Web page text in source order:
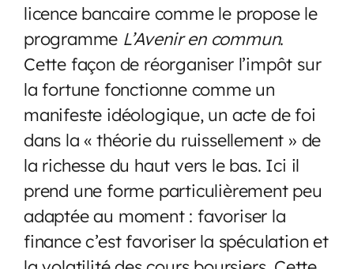
licence bancaire comme le propose le
programme L’Avenir en commun.
Cette façon de réorganiser l’impôt sur
la fortune fonctionne comme un
manifeste idéologique, un acte de foi
dans la « théorie du ruissellement » de
la richesse du haut vers le bas. Ici il
prend une forme particulièrement peu
adaptée au moment : favoriser la
finance c’est favoriser la spéculation et